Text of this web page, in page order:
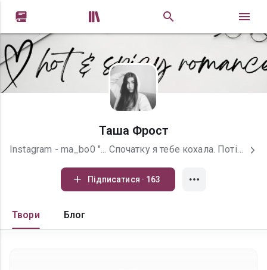
 
Таша Фрост
Instagram - ma_bo0 "... Спочатку я тебе кохала. Потім плазувала перед тобою, бо хотіла, щоб ти так само сильно покохав мене. Потім я стала ненавидіти тебе. Чи було мені боляче? Ні... Слово "боляче" не виражає і одного відсотка того, що я відчувала після того, як ти пішов. Уяви дзеркало, яке розбилося на мільйон дрібних, гострих, як лезо, шматків. Ці шматки вп'ялися в моє серце, і з ними я живу. Час усе лікує... Маячня! Час лише допомагає звикнутися з болем. Інколи я думаю, що в мене зовсім не лишилося серця, і замість нього утворилася чорна діра, яка знищує все навколо. Така сама чорна, як і мої книги... Чи вмію я кохати? Вміла... Колись... Хотіла думати, що кохаю. Створила ілюзію і сама в ній розчинилася..."
Підписатися · 163
Твори Блог